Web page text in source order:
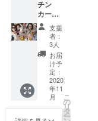
ンク飲
み放題
です ＊
売上の
50%を
体験日
当日に
お礼と
してお
渡し致
します
＊ご自
計算 上
記のお
好きな
箇所全
てにご
参加頂
けま
す。見
学だけ
でも可
です
し、
チン
カー呼
び寄せ
コー
ス】プ
ライ
ベート
BBQに
キッチ
ンカー
を呼べ
る権 忘
新年会
支援
者：
3人
お届
け予
定：
2020
年11
月
こ
の
リ
タ
ー